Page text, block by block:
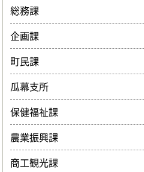
総務課
企画課
町民課
瓜幕支所
保健福祉課
農業振興課
商工観光課